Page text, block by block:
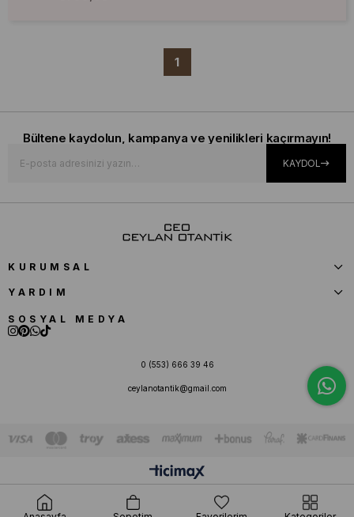
1
Bültene kaydolun, kampanya ve yenilikleri kaçırmayın!
KAYDOL
KURUMSAL
YARDIM
SOSYAL MEDYA
0 (553) 666 39 46
ceylanotantik@gmail.com